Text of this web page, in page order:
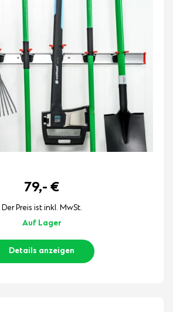
79,- €
Der Preis ist inkl. MwSt.
Auf Lager
Details anzeigen